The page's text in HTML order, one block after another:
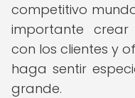
competitivo
importante crear
con los clientes y
haga sentir
grande.